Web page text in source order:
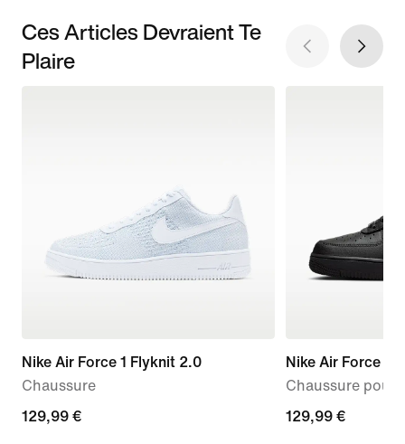
Ces Articles Devraient Te
Plaire
Nike Air Force 1 Flyknit 2.0
Chaussure
129,99 €
129,99 €
Nike Air Force 1
Chaussure pour
129,99 €
129,99 €